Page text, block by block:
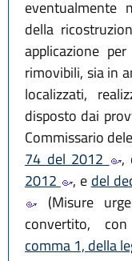
eventualmente
della
applicazione
rimovibili, sia in
localizzati,
disposto dai
Commissario
74 del 2012
,
2012
, e del
(Misure
convertito,
comma 1, della